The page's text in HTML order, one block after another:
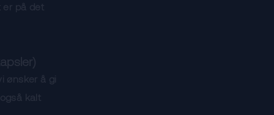
på det
ønsker å gi
kalt